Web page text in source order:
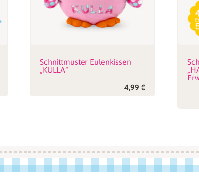
Schnittmuster Eulenkissen
„KULLA“
4,99€